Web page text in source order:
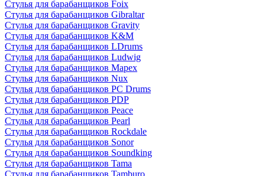
Стулья для барабанщиков Foix
Стулья для барабанщиков Gibraltar
Стулья для барабанщиков Gravity
Стулья для барабанщиков K&M
Стулья для барабанщиков LDrums
Стулья для барабанщиков Ludwig
Стулья для барабанщиков Mapex
Стулья для барабанщиков Nux
Стулья для барабанщиков PC Drums
Стулья для барабанщиков PDP
Стулья для барабанщиков Peace
Стулья для барабанщиков Pearl
Стулья для барабанщиков Rockdale
Стулья для барабанщиков Sonor
Стулья для барабанщиков Soundking
Стулья для барабанщиков Tama
Стулья для барабанщиков Tamburo